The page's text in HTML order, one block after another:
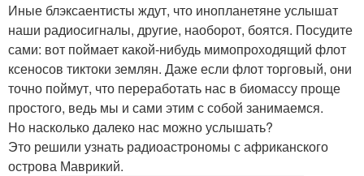
Иные блэксаентисты ждут, что инопланетяне услышат
наши радиосигналы, другие, наоборот, боятся. Посудите
сами: вот поймает какой-нибудь мимопроходящий флот
ксеносов тиктоки землян. Даже если флот торговый, они
точно поймут, что переработать нас в биомассу проще
простого, ведь мы и сами этим с собой занимаемся.
Но насколько далеко нас можно услышать?
Это решили узнать радиоастрономы с африканского
острова Маврикий.